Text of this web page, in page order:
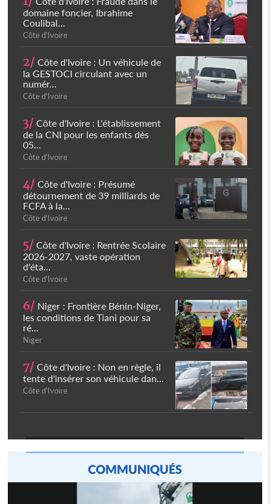
domaine foncier, Ibrahime
Coulibal...
Côte d'Ivoire
2/ Côte d'Ivoire : Un véhicule de
la GESTOCI circulant avec un
numér...
Côte d'Ivoire
3/ Côte d'Ivoire : L'établissement
de la CNI pour les enfants dès
05...
Côte d'Ivoire
4/ Côte d'Ivoire : Présumé
détournement de 39 milliards de
FCFA à la...
Côte d'Ivoire
5/ Côte d'Ivoire : Rentrée Scolaire
2026-2027, vaste opération
d'éta...
Côte d'Ivoire
6/ Niger : Frontière Bénin-Niger,
les conditions de Tiani pour sa
ré...
Niger
7/ Côte d'Ivoire : Non en règle, il
tente d'insérer son véhicule dan...
Côte d'Ivoire
COMMUNIQUÉS